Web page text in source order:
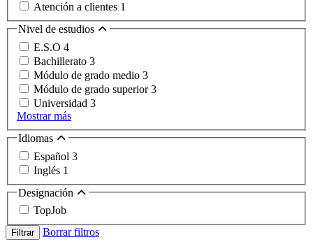
Atención a clientes 1
Nivel de estudios
E.S.O 4
Bachillerato 3
Módulo de grado medio 3
Módulo de grado superior3
Universidad 3
Mostrar más
Idiomas
Español 3
Inglés 1
Designación
TopJob
Filtrar Borrar filtros